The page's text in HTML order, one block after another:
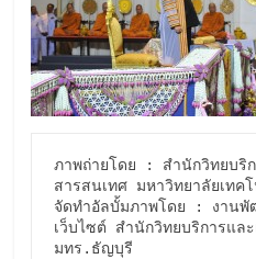
ภาพถ่ายโดย : สำนักวิทยบริก
สารสนเทศ มหาวิทยาลัยเทค
จัดทำอัลบั้มภาพโดย : งานพั
เว็บไซต์ สำนักวิทยบริการแล
มทร.ธัญบุรี